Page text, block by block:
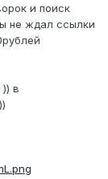
и поиск
не ждал ссылки
в